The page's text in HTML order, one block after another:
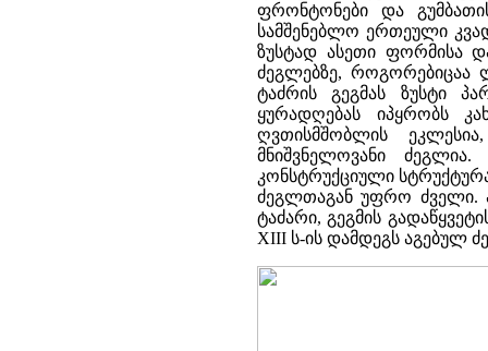
ფრონტონები და
სამშენებლო ერთეული
ზუსტად ასეთი ფორმისა
ძეგლებზე, როგორებიცაა
ტაძრის გეგმას ზუსტი
ყურადღებას იპყრობს
ღვთისმშობლის
მნიშვნელოვანი
კონსტრუქციული
ძეგლთაგან უფრო ძველი.
ტაძარი, გეგმის
XIII ს-ის დამდეგს აგებულ